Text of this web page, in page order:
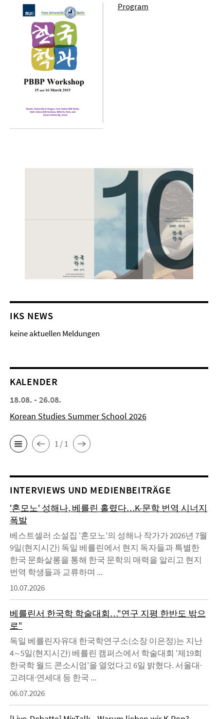
Program
IKS NEWS
keine aktuellen Meldungen
KALENDER
18.08. - 26.08.
Korean Studies Summer School 2026
1 / 1
INTERVIEWS UND MEDIENBEITRÄGE
'혼모노' 성해나, 베를린 홀렸다…K-문학 번역 시너지
폭발
베스트셀러 소설집 '혼모노'의 성해나 작가가 2026년 7월
9일(현지시간) 독일 베를린에서 현지 독자들과 특별한
한국 문화살롱을 통해 한국 문학의 매력을 알리고 현지
번역 학생들과 교류하며 ...
10.07.2026
베를린서 한국학 학술대회…"연구 지평 한반도 밖으
로"
독일 베를린자유대 한국학연구소(소장 이은정)는 지난
4∼5일(현지시간) 베를린 캠퍼스에서 학술대회 '제19회
한국학 월드 콘소시엄'을 열었다고 6일 밝혔다. 서울대·
고려대·연세대 등 한국 ...
06.07.2026